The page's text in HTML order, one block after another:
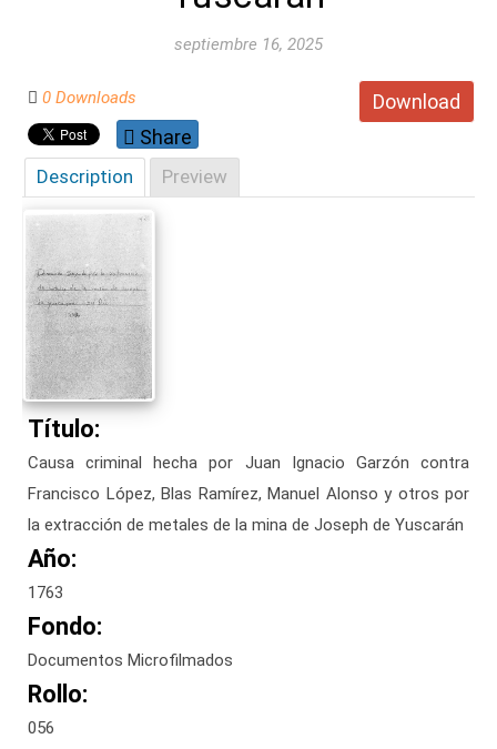
septiembre 16, 2025
Download
0 Downloads
Share
Description Preview
Título:
Causa criminal hecha por Juan Ignacio Garzón contra
Francisco López, Blas Ramírez, Manuel Alonso y otros por
la extracción de metales de la mina de Joseph de Yuscarán
Año:
1763
Fondo:
Documentos Microfilmados
Rollo:
056